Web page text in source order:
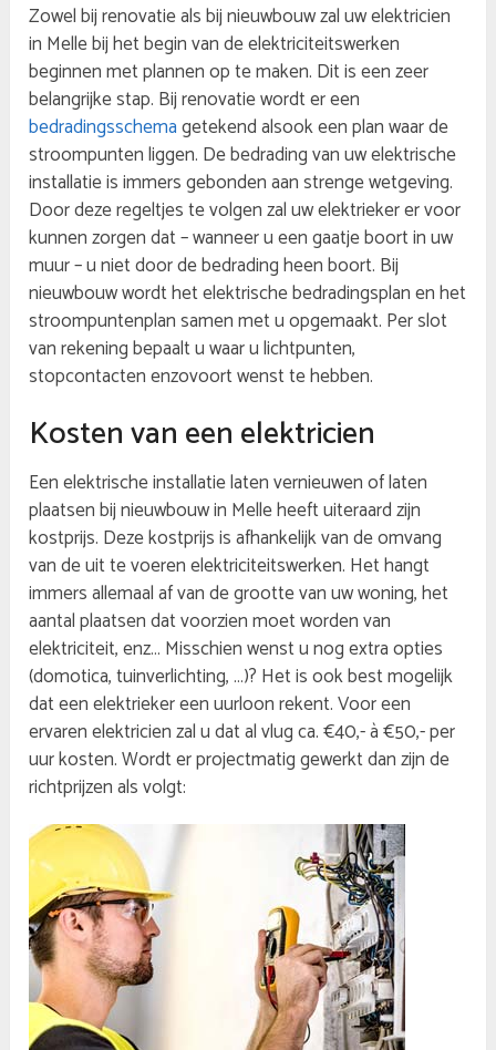
Zowel bij renovatie als bij nieuwbouw zal uw elektricien
in Melle bij het begin van de elektriciteitswerken
beginnen met plannen op te maken. Dit is een zeer
belangrijke stap. Bij renovatie wordt er een
bedradingsschemagetekend alsook een plan waar de
stroompunten liggen. De bedrading van uw elektrische
installatie is immers gebonden aan strenge wetgeving.
Door deze regeltjes te volgen zal uw elektrieker er voor
kunnen zorgen dat – wanneer u een gaatje boort in uw
muur – u niet door de bedrading heen boort. Bij
nieuwbouw wordt het elektrische bedradingsplan en het
stroompuntenplan samen met u opgemaakt. Per slot
van rekening bepaalt u waar u lichtpunten,
stopcontacten enzovoort wenst te hebben.
Kosten van een elektricien
Een elektrische installatie laten vernieuwen of laten
plaatsen bij nieuwbouw in Melle heeft uiteraard zijn
kostprijs. Deze kostprijs is afhankelijk van de omvang
van de uit te voeren elektriciteitswerken. Het hangt
immers allemaal af van de grootte van uw woning, het
aantal plaatsen dat voorzien moet worden van
elektriciteit, enz… Misschien wenst u nog extra opties
(domotica, tuinverlichting, …)? Het is ook best mogelijk
dat een elektrieker een uurloon rekent. Voor een
ervaren elektricien zal u dat al vlug ca. €40,- à €50,- per
uur kosten. Wordt er projectmatig gewerkt dan zijn de
richtprijzen als volgt: